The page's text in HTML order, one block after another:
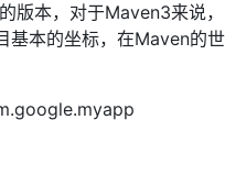
版本，对于Maven3来说
本的坐标，在Maven的